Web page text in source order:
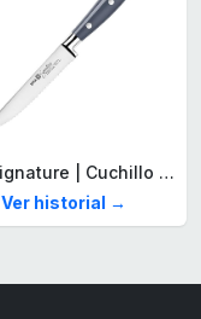
BRA Signature | Cuchillo tomatero 120 mm, Acero Inoxidable alemán forjado con Molibdeno Vanadio, Mango Remachado ABS, Diseño Ergonómico, Hoja 1,6 mm espesor
Ver historial →